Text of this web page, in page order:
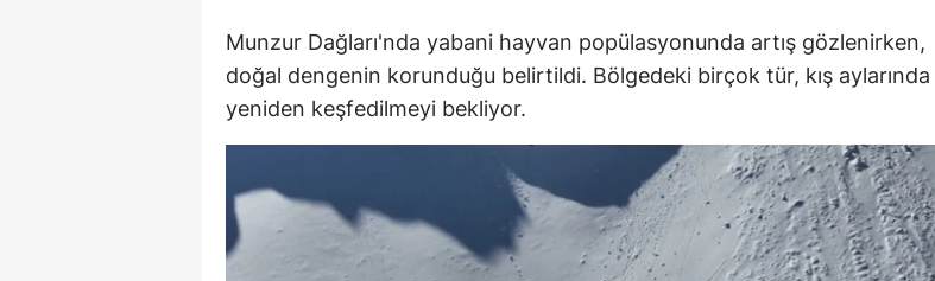
Konya
Kütahya
Manisa
Kahramanmaraş
Munzur Dağları'nda yabani hayvan popülasyonunda artış gözlenirken,
doğal dengenin korunduğu belirtildi. Bölgedeki birçok tür, kış aylarında
yeniden keşfedilmeyi bekliyor.